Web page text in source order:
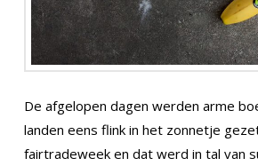
De afgelopen dagen werden arme
landen eens flink in het zonnetje
fairtradeweek en dat werd in tal van